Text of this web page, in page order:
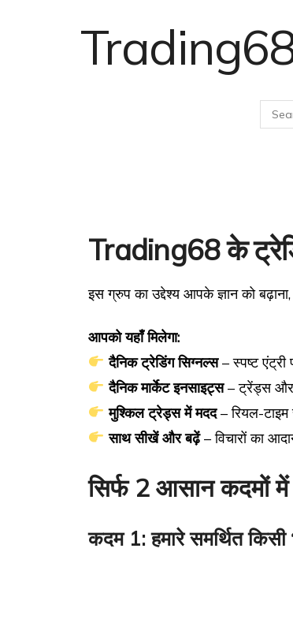
Trading68 के
इस ग्रुप का उद्देश्य आपके ज्ञान को
आपको यहाँ मिलेगा:
दैनिक ट्रेडिंग सिग्नल्स– स्पष्ट
दैनिक मार्केट इनसाइट्स– ट्रेंड्स और
मुश्किल ट्रेड्स में मदद– रियल-
साथ सीखें और बढ़ें– विचारों का
सिर्फ 2 आसान कदमों में
कदम 1: हमारे समर्थित